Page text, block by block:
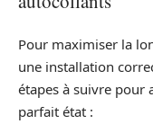
Pour maximiser la
une installation
étapes à suivre pour
parfait état :